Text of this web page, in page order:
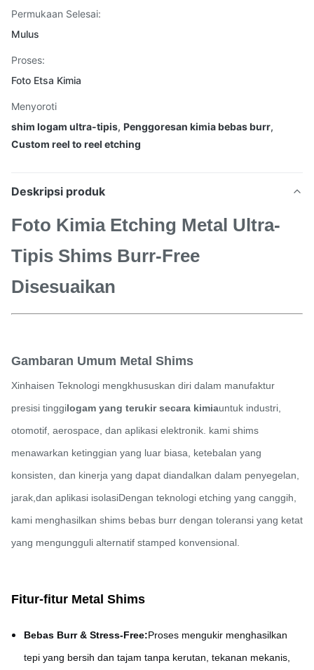
Permukaan Selesai:
Mulus
Proses:
Foto Etsa Kimia
Menyoroti
shim logam ultra-tipis, Penggoresan kimia bebas burr,
Custom reel to reel etching
Deskripsi produk
Foto Kimia Etching Metal Ultra-
Tipis Shims Burr-Free
Disesuaikan
Gambaran Umum Metal Shims
Xinhaisen Teknologi mengkhususkan diri dalam manufaktur
presisi tinggilogam yang terukir secara kimiauntuk industri,
otomotif, aerospace, dan aplikasi elektronik. kami shims
menawarkan ketinggian yang luar biasa, ketebalan yang
konsisten, dan kinerja yang dapat diandalkan dalam penyegelan,
jarak,dan aplikasi isolasiDengan teknologi etching yang canggih,
kami menghasilkan shims bebas burr dengan toleransi yang ketat
yang mengungguli alternatif stamped konvensional.
Fitur-fitur Metal Shims
Bebas Burr & Stress-Free:Proses mengukir menghasilkan
tepi yang bersih dan tajam tanpa kerutan, tekanan mekanis,